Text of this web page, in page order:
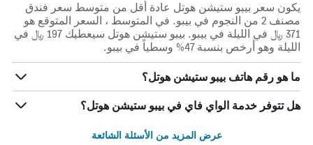
يكون سعر بيبو ستيشن هوتل عادة أقل من متوسط ​​سعر فندق
مصنف 2 من النجوم في بيبو. في المتوسط ، السعر المتوقع هو
371 ﷼ في الليلة في بيبو. بيبو ستيشن هوتل سيعطيك 197 ﷼ في
الليلة وهو أرخص بنسبة 47% وسطياً في بيبو.
ما هو رقم هاتف بيبو ستيشن هوتل؟
هل تتوفر خدمة الواي فاي في بيبو ستيشن هوتل؟
عرض المزيد من الأسئلة الشائعة